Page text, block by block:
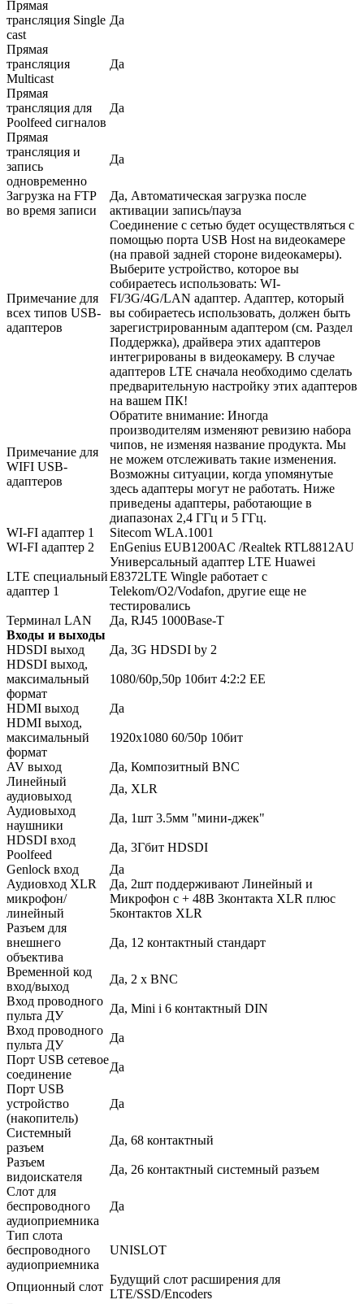
Прямая
трансляция Single
cast
Да
Прямая
трансляция
Multicast
Да
Прямая
трансляция для
Poolfeed сигналов
Да
Прямая
трансляция и
запись
одновременно
Да
Загрузка на FTP
во время записи
Да, Автоматическая загрузка после
активации запись/пауза
Примечание для
всех типов USB-
адаптеров
Соединение с сетью будет осуществляться с
помощью порта USB Host на видеокамере
(на правой задней стороне видеокамеры).
Выберите устройство, которое вы
собираетесь использовать: WI-
FI/3G/4G/LAN адаптер. Адаптер, который
вы собираетесь использовать, должен быть
зарегистрированным адаптером (см. Раздел
Поддержка), драйвера этих адаптеров
интегрированы в видеокамеру. В случае
адаптеров LTE сначала необходимо сделать
предварительную настройку этих адаптеров
на вашем ПК!
Примечание для
WIFI USB-
адаптеров
Обратите внимание: Иногда
производителям изменяют ревизию набора
чипов, не изменяя название продукта. Мы
не можем отслеживать такие изменения.
Возможны ситуации, когда упомянутые
здесь адаптеры могут не работать. Ниже
приведены адаптеры, работающие в
диапазонах 2,4 ГГц и 5 ГГц.
WI-FI адаптер 1
Sitecom WLA.1001
WI-FI адаптер 2
EnGenius EUB1200AC /Realtek RTL8812AU
LTE специальный
адаптер 1
Универсальный адаптер LTE Huawei
E8372LTE Wingle работает с
Telekom/O2/Vodafon, другие еще не
тестировались
Терминал LAN
Да, RJ45 1000Base-T
Входы и выходы
HDSDI выход
Да, 3G HDSDI by 2
HDSDI выход,
максимальный
формат
1080/60p,50p 10бит 4:2:2 EE
HDMI выход
Да
HDMI выход,
максимальный
формат
1920x1080 60/50p 10бит
AV выход
Да, Композитный BNC
Линейный
аудиовыход
Да, XLR
Аудиовыход
наушники
Да, 1шт 3.5мм "мини-джек"
HDSDI вход
Poolfeed
Да, 3Гбит HDSDI
Genlock вход
Да
Аудиовход XLR
микрофон/
линейный
Да, 2шт поддерживают Линейный и
Микрофон с + 48В 3контакта XLR плюс
5контактов XLR
Разъем для
внешнего
объектива
Да, 12 контактный стандарт
Временной код
вход/выход
Да, 2 x BNC
Вход проводного
пульта ДУ
Да, Mini i 6 контактный DIN
Вход проводного
пульта ДУ
Да
Порт USB сетевое
соединение
Да
Порт USB
устройство
(накопитель)
Да
Системный
разъем
Да, 68 контактный
Разъем
видоискателя
Да, 26 контактный системный разъем
Слот для
беспроводного
аудиоприемника
Да
Тип слота
беспроводного
аудиоприемника
UNISLOT
Опционный слот
Будущий слот расширения для
LTE/SSD/Encoders